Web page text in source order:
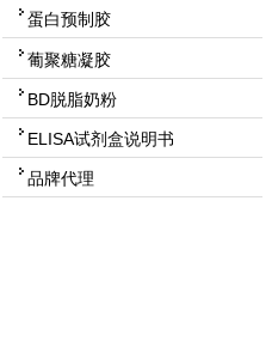
蛋白预制胶
葡聚糖凝胶
BD脱脂奶粉
ELISA试剂盒说明书
品牌代理